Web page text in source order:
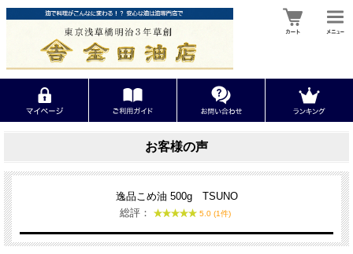
お客様の声
逸品こめ油 500g TSUNO
総評：
5.0 (1件)